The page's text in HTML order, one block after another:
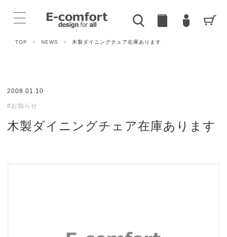
TOP > NEWS > 木製ダイニングチェア在庫あります
2008.01.10
#お知らせ
木製ダイニングチェア在庫あります